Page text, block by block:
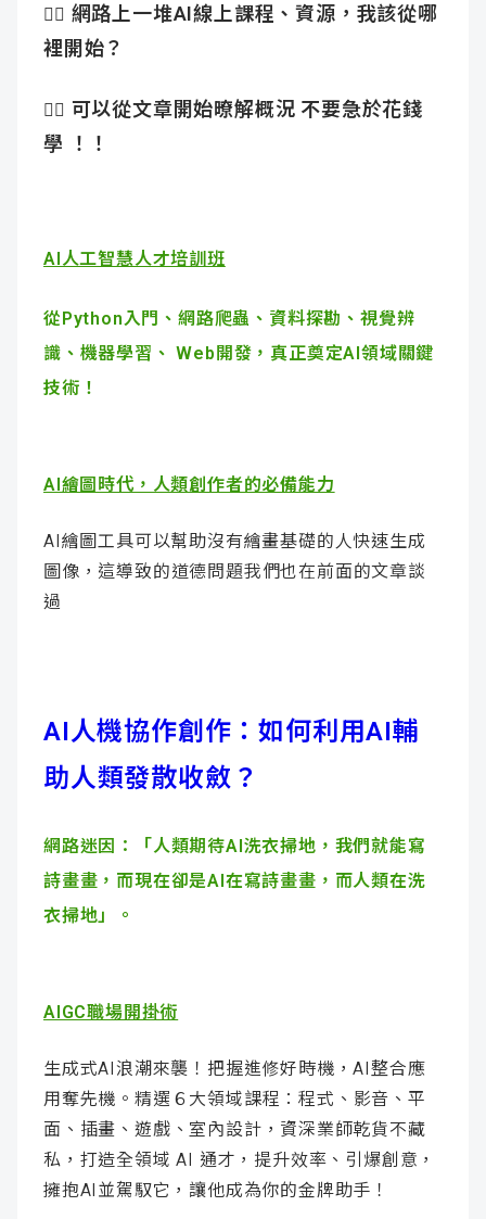
👉🏻 網路上一堆AI線上課程、資源，我該從哪
裡開始？
👉🏻 可以從文章開始暸解概況 不要急於花錢
學 ！！
AI人工智慧人才培訓班
從Python入門、網路爬蟲、資料探勘、視覺辨
識、機器學習、 Web開發，真正奠定AI領域關鍵
技術！
AI繪圖時代，人類創作者的必備能力
AI繪圖工具可以幫助沒有繪畫基礎的人快速生成
圖像，這導致的道德問題我們也在前面的文章談
過
AI人機協作創作：如何利用AI輔
助人類發散收斂？
網路迷因：「人類期待AI洗衣掃地，我們就能寫
詩畫畫，而現在卻是AI在寫詩畫畫，而人類在洗
衣掃地」。
AIGC職場開掛術
生成式AI浪潮來襲！把握進修好時機，AI整合應
用奪先機。精選６大領域課程：程式、影音、平
面、插畫、遊戲、室內設計，資深業師乾貨不藏
私，打造全領域 AI 通才，提升效率、引爆創意，
擁抱AI並駕馭它，讓他成為你的金牌助手！